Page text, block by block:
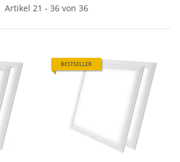
Artikel 21 - 36 von 36
BESTSELLER